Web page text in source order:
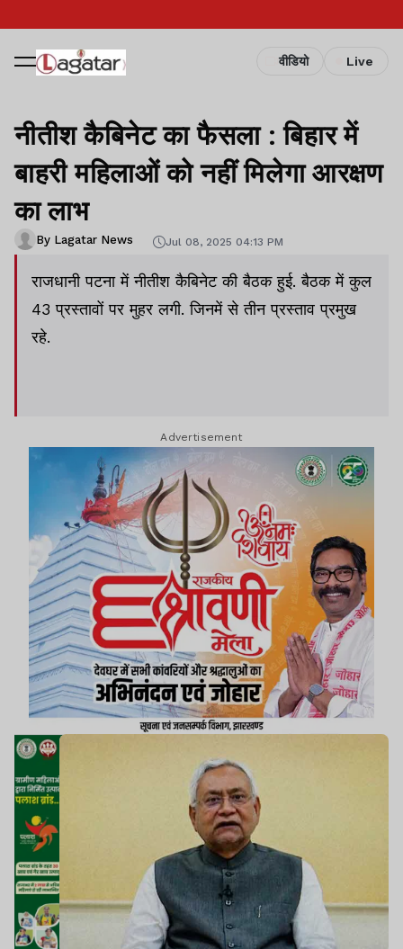
वीडियो Live
नीतीश कैबिनेट का फैसला : बिहार में
बाहरी महिलाओं को नहीं मिलेगा आरक्षण
का लाभ
By Lagatar News Jul 08, 2025 04:13 PM
राजधानी पटना में नीतीश कैबिनेट की बैठक हुई. बैठक में कुल
43 प्रस्तावों पर मुहर लगी. जिनमें से तीन प्रस्ताव प्रमुख
रहे.
Advertisement